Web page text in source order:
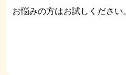
お悩みの方はお試しください。